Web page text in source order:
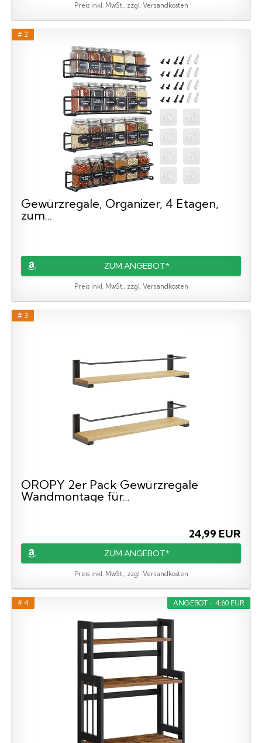
Preis inkl. MwSt., zzgl. Versandkosten
# 2
Gewürzregale, Organizer, 4 Etagen,
zum...
ZUM ANGEBOT*
Preis inkl. MwSt., zzgl. Versandkosten
# 3
OROPY 2er Pack Gewürzregale
Wandmontage für...
24,99 EUR
ZUM ANGEBOT*
Preis inkl. MwSt., zzgl. Versandkosten
ANGEBOT - 4,60 EUR
# 4